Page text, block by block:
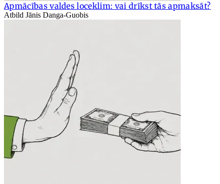
Apmācības valdes loceklim: vai drīkst tās apmaksāt?
Atbild Jānis Danga-Guobis